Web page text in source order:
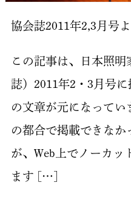
協会誌2011年2,3月号よ
この記事は、日本照
誌）2011年2・3月号
の文章が元になって
の都合で掲載できなか
が、Web上でノーカッ
ます […]